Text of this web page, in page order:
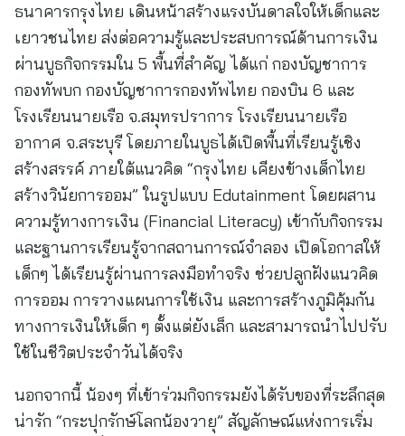
ธนาคารกรุงไทย เดินหน้าสร้างแรงบันดาลใจให้เด็กและ
เยาวชนไทย ส่งต่อความรู้และประสบการณ์ด้านการเงิน
ผ่านบูธกิจกรรมใน 5 พื้นที่สำคัญ ได้แก่ กองบัญชาการ
กองทัพบก กองบัญชาการกองทัพไทย กองบิน 6 และ
โรงเรียนนายเรือ จ.สมุทรปราการ โรงเรียนนายเรือ
อากาศ จ.สระบุรี โดยภายในบูธได้เปิดพื้นที่เรียนรู้เชิง
สร้างสรรค์ ภายใต้แนวคิด “กรุงไทย เคียงข้างเด็กไทย
สร้างวินัยการออม” ในรูปแบบ Edutainment โดยผสาน
ความรู้ทางการเงิน (Financial Literacy) เข้ากับกิจกรรม
และฐานการเรียนรู้จากสถานการณ์จำลอง เปิดโอกาสให้
เด็กๆ ได้เรียนรู้ผ่านการลงมือทำจริง ช่วยปลูกฝังแนวคิด
การออม การวางแผนการใช้เงิน และการสร้างภูมิคุ้มกัน
ทางการเงินให้เด็ก ๆ ตั้งแต่ยังเล็ก และสามารถนำไปปรับ
ใช้ในชีวิตประจำวันได้จริง
นอกจากนี้ น้องๆ ที่เข้าร่วมกิจกรรมยังได้รับของที่ระลึกสุด
น่ารัก “กระปุกรักษ์โลกน้องวายุ” สัญลักษณ์แห่งการเริ่ม